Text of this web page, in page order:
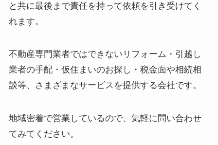
と共に最後まで責任を持って依頼を引き受けてく
れます。
不動産専門業者ではできないリフォーム・引越し
業者の手配・仮住まいのお探し・税金面や相続相
談等、さまざまなサービスを提供する会社です。
地域密着で営業しているので、気軽に問い合わせ
てみてください。